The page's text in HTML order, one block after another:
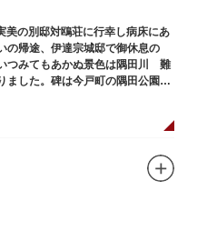
境内には梅若にちなむ梅若塚
ものと考えられています。
の別邸対鴎荘に行幸し病床にあ
の帰途、伊達宗城邸で御休息の
つみてもあかぬ景色は隅田川 難
ました。碑は今戸町の隅田公園内